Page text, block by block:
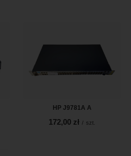
HP J9781A A
172,00 zł / szt.